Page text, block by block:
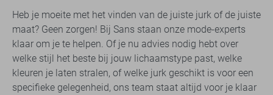
Heb je moeite met het vinden van de juiste jurk of de juiste
maat? Geen zorgen! Bij Sans staan onze mode-experts
klaar om je te helpen. Of je nu advies nodig hebt over
welke stijl het beste bij jouw lichaamstype past, welke
kleuren je laten stralen, of welke jurk geschikt is voor een
specifieke gelegenheid, ons team staat altijd voor je klaar